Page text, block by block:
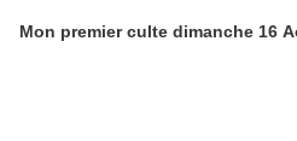
Mon premier culte dimanche 16